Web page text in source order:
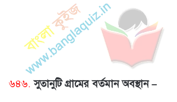
৬৪৬. সুতানুটি গ্রামের বর্তমান অবস্থান –